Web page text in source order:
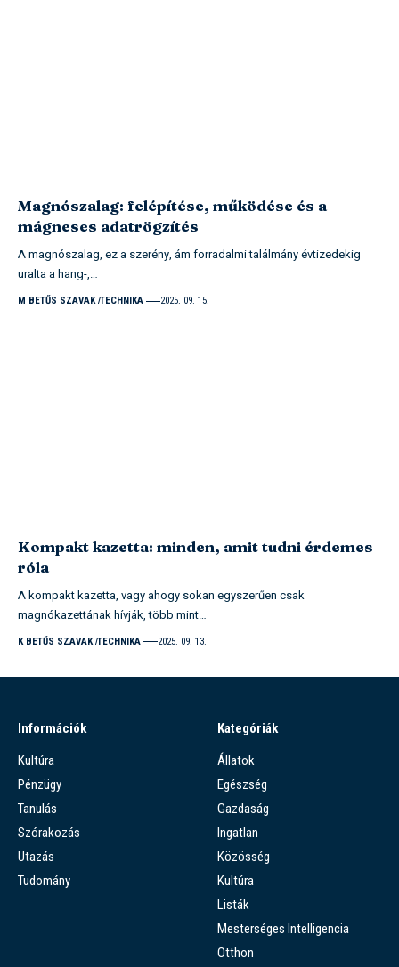
Magnószalag: felépítése, működése és a
mágneses adatrögzítés
A magnószalag, ez a szerény, ám forradalmi találmány évtizedekig
uralta a hang-,…
M BETŰS SZAVAK TECHNIKA 2025. 09. 15.
Kompakt kazetta: minden, amit tudni érdemes
róla
A kompakt kazetta, vagy ahogy sokan egyszerűen csak
magnókazettának hívják, több mint…
K BETŰS SZAVAK TECHNIKA 2025. 09. 13.
Információk
Kultúra
Pénzügy
Tanulás
Szórakozás
Utazás
Tudomány
Kategóriák
Állatok
Egészség
Gazdaság
Ingatlan
Közösség
Kultúra
Listák
Mesterséges Intelligencia
Otthon